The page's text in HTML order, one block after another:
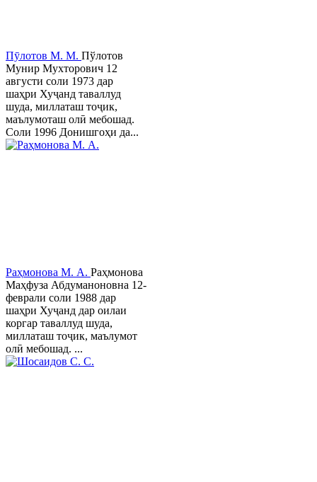
Пӯлотов М. М. Пўлотов
Мунир Мухторович 12
августи соли 1973 дар
шаҳри Хуҷанд таваллуд
шуда, миллаташ тоҷик,
маълумоташ олӣ мебошад.
Соли 1996 Донишгоҳи да...
Раҳмонова М. А. Раҳмонова
Маҳфуза Абдуманоновна 12-
феврали соли 1988 дар
шаҳри Хуҷанд дар оилаи
коргар таваллуд шуда,
миллаташ тоҷик, маълумот
олӣ мебошад. ...